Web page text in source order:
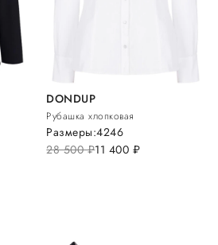
DONDUP
Рубашка хлопковая
28 500руб.11 400 руб.
Размеры:4246